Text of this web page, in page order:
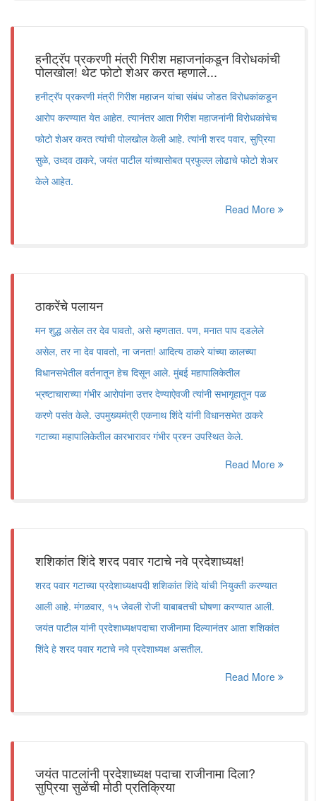
हनीट्रॅप प्रकरणी मंत्री गिरीश महाजनांकडून विरोधकांची
पोलखोल! थेट फोटो शेअर करत म्हणाले...
हनीट्रॅप प्रकरणी मंत्री गिरीश महाजन यांचा संबंध जोडत विरोधकांकडून
आरोप करण्यात येत आहेत. त्यानंतर आता गिरीश महाजनांनी विरोधकांचेच
फोटो शेअर करत त्यांची पोलखोल केली आहे. त्यांनी शरद पवार, सुप्रिया
सुळे, उध्दव ठाकरे, जयंत पाटील यांच्यासोबत प्रफुल्ल लोढाचे फोटो शेअर
केले आहेत.
Read More
ठाकरेंचे पलायन
मन शुद्ध असेल तर देव पावतो, असे म्हणतात. पण, मनात पाप दडलेले
असेल, तर ना देव पावतो, ना जनता! आदित्य ठाकरे यांच्या कालच्या
विधानसभेतील वर्तनातून हेच दिसून आले. मुंबई महापालिकेतील
भ्रष्टाचाराच्या गंभीर आरोपांना उत्तर देण्याऐवजी त्यांनी सभागृहातून पळ
करणे पसंत केले. उपमुख्यमंत्री एकनाथ शिंदे यांनी विधानसभेत ठाकरे
गटाच्या महापालिकेतील कारभारावर गंभीर प्रश्न उपस्थित केले.
Read More
शशिकांत शिंदे शरद पवार गटाचे नवे प्रदेशाध्यक्ष!
शरद पवार गटाच्या प्रदेशाध्यक्षपदी शशिकांत शिंदे यांची नियुक्ती करण्यात
आली आहे. मंगळवार, १५ जेवली रोजी याबाबतची घोषणा करण्यात आली.
जयंत पाटील यांनी प्रदेशाध्यक्षपदाचा राजीनामा दिल्यानंतर आता शशिकांत
शिंदे हे शरद पवार गटाचे नवे प्रदेशाध्यक्ष असतील.
Read More
जयंत पाटलांनी प्रदेशाध्यक्ष पदाचा राजीनामा दिला?
सुप्रिया सुळेंची मोठी प्रतिक्रिया